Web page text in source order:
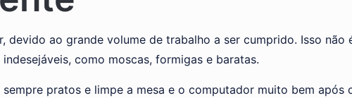
ao grande volume de trabalho a ser cumprido. Isso não
como moscas, formigas e baratas.
pratos e limpe a mesa e o computador muito bem após